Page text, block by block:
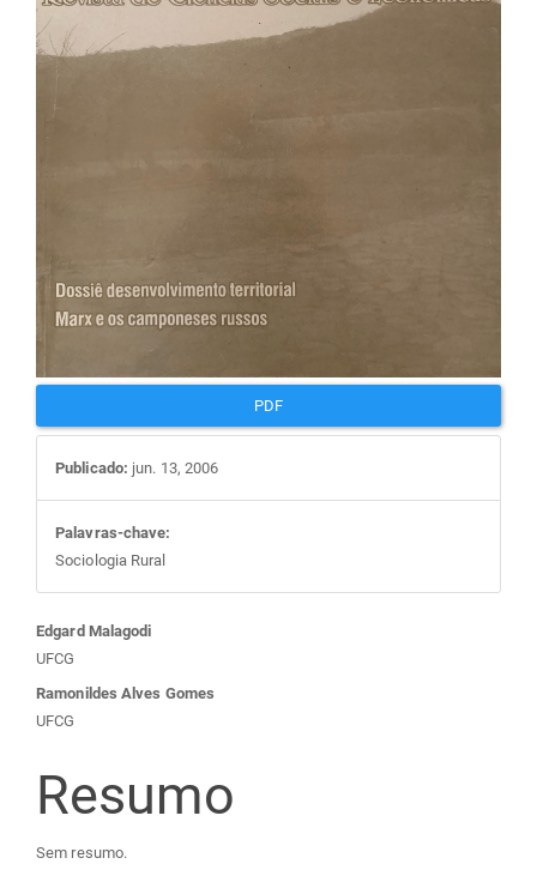
artigos
PDF
Publicado: jun. 13, 2006
Palavras-chave:
Sociologia Rural
Conteúdo
do
artigo
principal
Edgard Malagodi
UFCG
Ramonildes Alves Gomes
UFCG
Resumo
Sem resumo.